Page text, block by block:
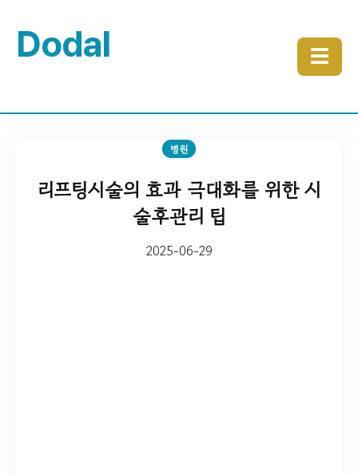
Dodal ☰
병원
리프팅시술의 효과 극대화를 위한 시
술후관리 팁
2025-06-29